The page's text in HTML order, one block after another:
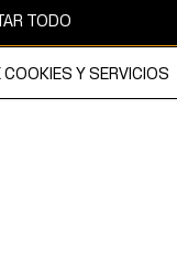
por copyright y es
TODO
COOKIES Y SERVICIOS